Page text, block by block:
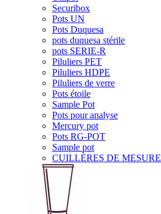
Securibox
Pots UN
Pots Duquesa
pots duquesa stérile
pots SERIE-R
Piluliers PET
Piluliers HDPE
Piluliers de verre
Pots étoile
Sample Pot
Pots pour analyse
Mercury pot
Pots RG-POT
Sample pot
CUILLÈRES DE MESURE